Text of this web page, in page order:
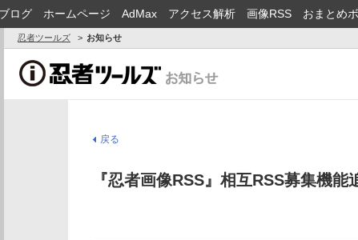
ブログ ホームページ AdMax アクセス解析 画像RSS おまとめ
忍者ツールズ お知らせ
戻る
『忍者画像RSS』相互RSS募集機